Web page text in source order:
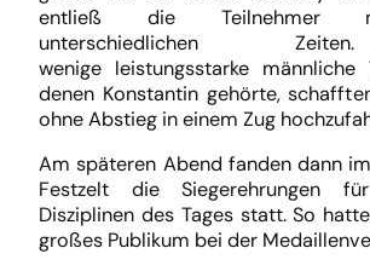
entließ die Teilnehmer
unterschiedlichen
wenige leistungsstarke männliche
denen Konstantin gehörte,
ohne Abstieg in einem Zug
Am späteren Abend fanden dann
Festzelt die Siegerehrungen
Disziplinen des Tages statt. So
großes Publikum bei der